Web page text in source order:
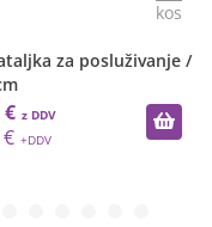
kos
za posluživanje /
€